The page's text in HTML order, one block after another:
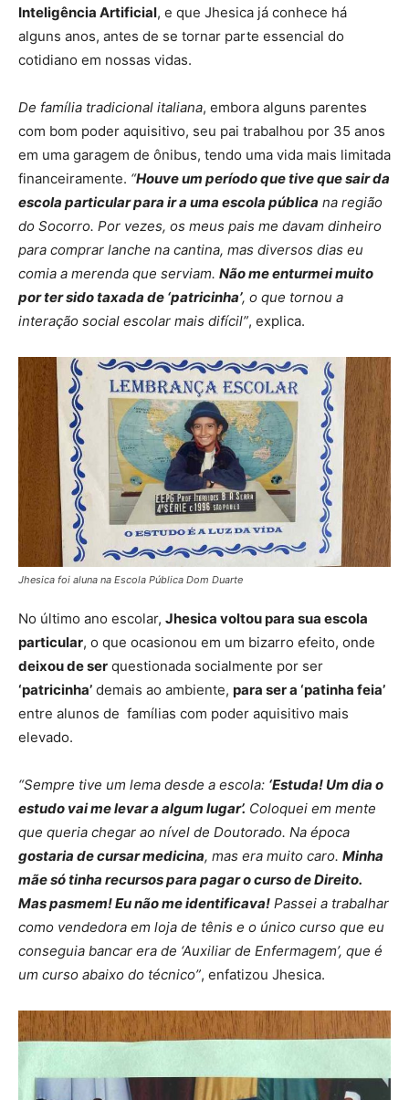
Inteligência Artificial, e que Jhesica já conhece há
alguns anos, antes de se tornar parte essencial do
cotidiano em nossas vidas.
De família tradicional italiana, embora alguns parentes
com bom poder aquisitivo, seu pai trabalhou por 35 anos
em uma garagem de ônibus, tendo uma vida mais limitada
financeiramente. “Houve um período que tive que sair da
escola particular para ir a uma escola pública na região
do Socorro. Por vezes, os meus pais me davam dinheiro
para comprar lanche na cantina, mas diversos dias eu
comia a merenda que serviam. Não me enturmei muito
por ter sido taxada de ‘patricinha’, o que tornou a
interação social escolar mais difícil”, explica.
Jhesica foi aluna na Escola Pública Dom Duarte
No último ano escolar, Jhesica voltou para sua escola
particular, o que ocasionou em um bizarro efeito, onde
deixou de ser questionada socialmente por ser
‘patricinha’ demais ao ambiente, para ser a ‘patinha feia’
entre alunos de famílias com poder aquisitivo mais
elevado.
“Sempre tive um lema desde a escola: ‘Estuda! Um dia o
estudo vai me levar a algum lugar’. Coloquei em mente
que queria chegar ao nível de Doutorado. Na época
gostaria de cursar medicina, mas era muito caro. Minha
mãe só tinha recursos para pagar o curso de Direito.
Mas pasmem! Eu não me identificava! Passei a trabalhar
como vendedora em loja de tênis e o único curso que eu
conseguia bancar era de ‘Auxiliar de Enfermagem’, que é
um curso abaixo do técnico”, enfatizou Jhesica.